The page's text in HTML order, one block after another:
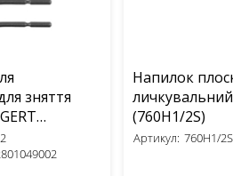
зняття
Напилок
(760H1/2S)
Артикул: 760H1/2S